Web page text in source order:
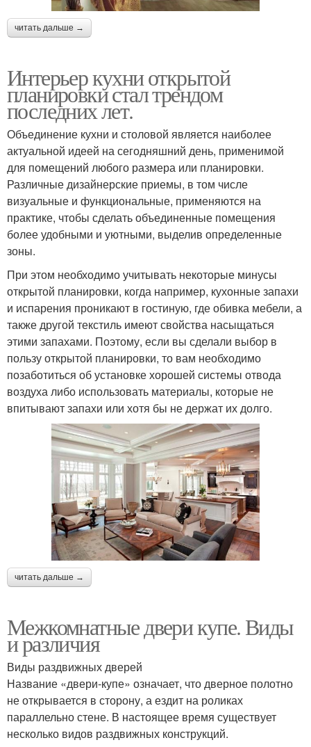
читать дальше →
Интерьер кухни открытой
планировки стал трендом
последних лет.
Объединение кухни и столовой является наиболее
актуальной идеей на сегодняшний день, применимой
для помещений любого размера или планировки.
Различные дизайнерские приемы, в том числе
визуальные и функциональные, применяются на
практике, чтобы сделать объединенные помещения
более удобными и уютными, выделив определенные
зоны.
При этом необходимо учитывать некоторые минусы
открытой планировки, когда например, кухонные запахи
и испарения проникают в гостиную, где обивка мебели, а
также другой текстиль имеют свойства насыщаться
этими запахами. Поэтому, если вы сделали выбор в
пользу открытой планировки, то вам необходимо
позаботиться об установке хорошей системы отвода
воздуха либо использовать материалы, которые не
впитывают запахи или хотя бы не держат их долго.
читать дальше →
Межкомнатные двери купе. Виды
и различия
Виды раздвижных дверей
Название «двери-купе» означает, что дверное полотно
не открывается в сторону, а ездит на роликах
параллельно стене. В настоящее время существует
несколько видов раздвижных конструкций.